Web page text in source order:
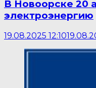
В Новоорске 20
электроэнергию
19.08.2025 12:10